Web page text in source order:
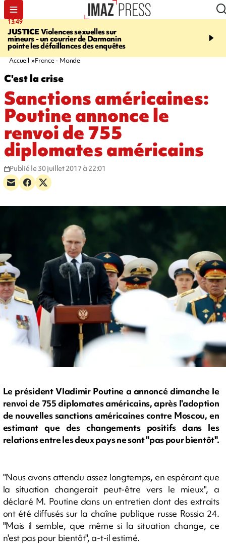
13:49
JUSTICEViolences sexuelles sur
mineurs - un courrier de Darmanin
pointe les défaillances des enquêtes
17:59
Corniche - la route du
Accueil France - Monde
C'est la crise
Sanctions américaines:
Poutine annonce le
renvoi de 755
diplomates américains
Publié le 30 juillet 2017 à 22:01
Le président Vladimir Poutine a annoncé dimanche le
renvoi de 755 diplomates américains, après l'adoption
de nouvelles sanctions américaines contre Moscou, en
estimant que des changements positifs dans les
relations entre les deux pays ne sont "pas pour bientôt".
"Nous avons attendu assez longtemps, en espérant que
la situation changerait peut-être vers le mieux", a
déclaré M. Poutine dans un entretien dont des extraits
ont été diffusés sur la chaîne publique russe Rossia 24.
"Mais il semble, que même si la situation change, ce
n'est pas pour bientôt", a-t-il estimé.